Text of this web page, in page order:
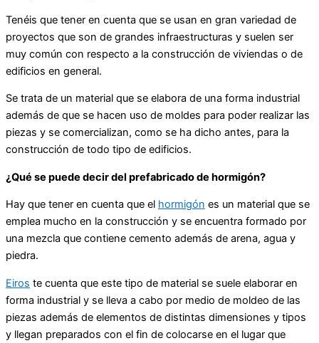
Tenéis que tener en cuenta que se usan en gran variedad de
proyectos que son de grandes infraestructuras y suelen ser
muy común con respecto a la construcción de viviendas o de
edificios en general.
Se trata de un material que se elabora de una forma industrial
además de que se hacen uso de moldes para poder realizar las
piezas y se comercializan, como se ha dicho antes, para la
construcción de todo tipo de edificios.
¿Qué se puede decir del prefabricado de hormigón?
Hay que tener en cuenta que el hormigón es un material que se
emplea mucho en la construcción y se encuentra formado por
una mezcla que contiene cemento además de arena, agua y
piedra.
Eiros te cuenta que este tipo de material se suele elaborar en
forma industrial y se lleva a cabo por medio de moldeo de las
piezas además de elementos de distintas dimensiones y tipos
y llegan preparados con el fin de colocarse en el lugar que